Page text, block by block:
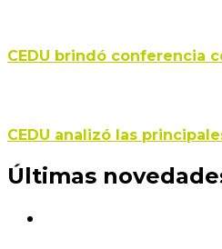
CEDU brindó conferencia
CEDU analizó las
Últimas